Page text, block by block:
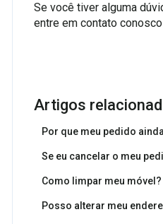
Se você tiver alguma
entre em contato
Artigos
Por que meu pedido
Se eu cancelar o meu
Como limpar meu móvel?
Posso alterar meu